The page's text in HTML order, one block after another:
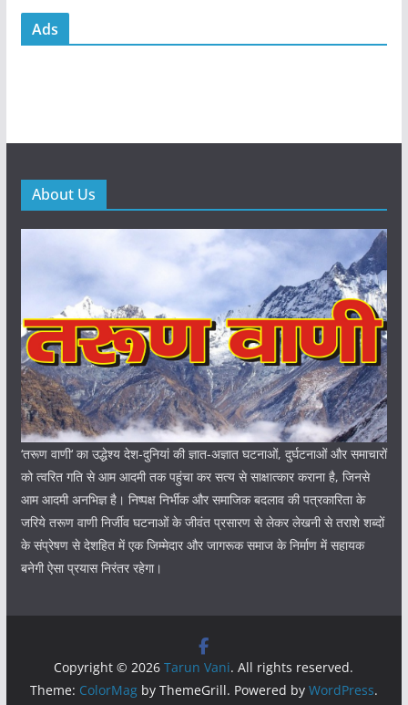
Ads
About Us
‘तरूण वाणी‘ का उद्धेश्य देश-दुनियां की ज्ञात-अज्ञात घटनाओं, दुर्घटनाओं और समाचारों
को त्वरित गति से आम आदमी तक पहुंचा कर सत्य से साक्षात्कार कराना है, जिनसे
आम आदमी अनभिज्ञ है। निष्पक्ष निर्भीक और समाजिक बदलाव की पत्रकारिता के
जरिये तरूण वाणी निर्जीव घटनाओं के जीवंत प्रसारण से लेकर लेखनी से तराशे शब्दों
के संप्रेषण से देशहित में एक जिम्मेदार और जागरूक समाज के निर्माण में सहायक
बनेगी ऐसा प्रयास निरंतर रहेगा।
Copyright © 2026Tarun Vani. All rights reserved.
Theme: ColorMagby ThemeGrill. Powered by WordPress.